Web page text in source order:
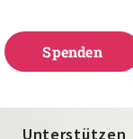
Spenden
Unterstützen